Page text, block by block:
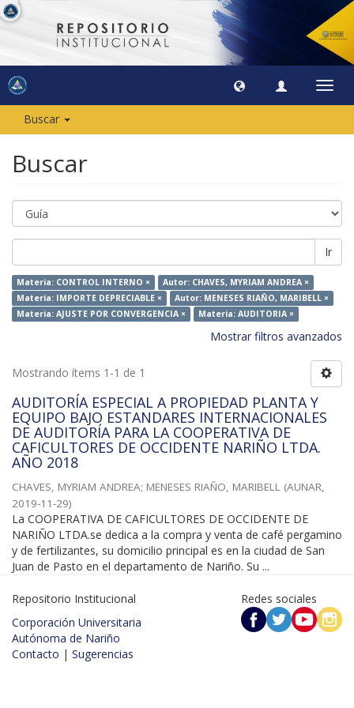
Buscar
Buscar
Ir
Materia: CONTROL INTERNO ×
Autor: CHAVES, MYRIAM ANDREA ×
Materia: IMPORTE DEPRECIABLE ×
Autor: MENESES RIAÑO, MARIBELL ×
Materia: AJUSTE POR CONVERGENCIA ×
Materia: AUDITORIA ×
Mostrar filtros avanzados
Mostrando ítems 1-1 de 1
AUDITORÍA ESPECIAL A PROPIEDAD PLANTA Y
EQUIPO BAJO ESTANDARES INTERNACIONALES
DE AUDITORÍA PARA LA COOPERATIVA DE
CAFICULTORES DE OCCIDENTE NARIÑO LTDA.
AÑO 2018
CHAVES, MYRIAM ANDREA; MENESES RIAÑO, MARIBELL (AUNAR,
2019-11-29)
La COOPERATIVA DE CAFICULTORES DE OCCIDENTE DE
NARIÑO LTDA.se dedica a la compra y venta de café pergamino
y de fertilizantes, su domicilio principal es en la ciudad de San
Juan de Pasto en el departamento de Nariño. Su ...
Repositorio Institucional
Corporación Universitaria
Autónoma de Nariño
Contacto | Sugerencias
Redes sociales